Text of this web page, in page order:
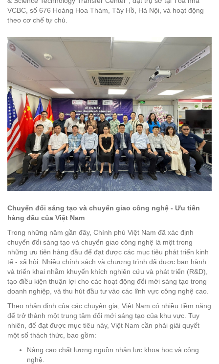
VCBC, số 676 Hoàng Hoa Thám, Tây Hồ, Hà Nội, và hoạt động
theo cơ chế tự chủ.
Chuyển đổi sáng tạo và chuyển giao công nghệ - Ưu tiên
hàng đầu của Việt Nam
Trong những năm gần đây, Chính phủ Việt Nam đã xác định
chuyển đổi sáng tạo và chuyển giao công nghệ là một trong
những ưu tiên hàng đầu để đạt được các mục tiêu phát triển kinh
tế - xã hội. Nhiều chính sách và chương trình đã được ban hành
và triển khai nhằm khuyến khích nghiên cứu và phát triển (R&D),
tạo điều kiện thuận lợi cho các hoạt động đổi mới sáng tạo trong
doanh nghiệp, và thu hút đầu tư vào các lĩnh vực công nghệ cao.
Theo nhận định của các chuyên gia, Việt Nam có nhiều tiềm năng
để trở thành một trung tâm đổi mới sáng tạo của khu vực. Tuy
nhiên, để đạt được mục tiêu này, Việt Nam cần phải giải quyết
một số thách thức, bao gồm:
Nâng cao chất lượng nguồn nhân lực khoa học và công
nghệ.